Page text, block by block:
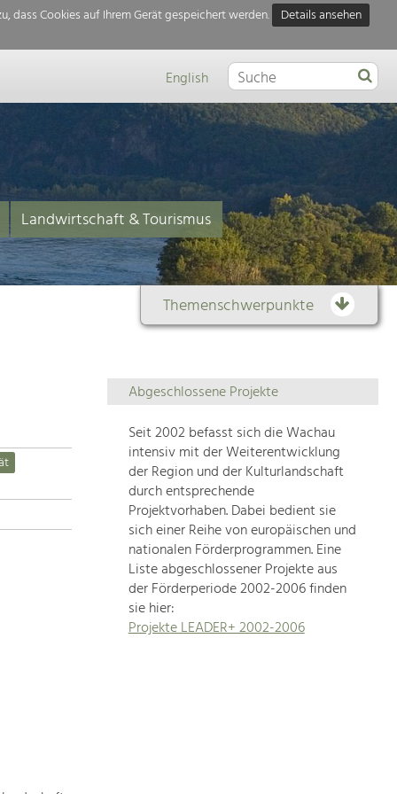
dass Cookies auf Ihrem Gerät gespeichert werden.
Details ansehen
English
Landwirtschaft & Tourismus
Themenschwerpunkte
Themenübersicht
Die
Regionalentwicklung
in
unserer
Region
ist
sehr
vielfältig.
Deshalb
geben
wir
hier
Abgeschlossene Projekte
Seit 2002 befasst sich die Wachau
intensiv mit der Weiterentwicklung
der Region und der Kulturlandschaft
durch entsprechende
Projektvorhaben. Dabei bedient sie
sich einer Reihe von europäischen und
nationalen Förderprogrammen. Eine
Liste abgeschlossener Projekte aus
der Förderperiode 2002-2006 finden
sie hier:
Projekte LEADER+ 2002-2006